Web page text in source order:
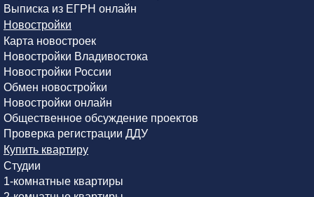
Выписка из ЕГРН онлайн
Новостройки
Карта новостроек
Новостройки Владивостока
Новостройки России
Обмен новостройки
Новостройки онлайн
Общественное обсуждение проектов
Проверка регистрации ДДУ
Купить квартиру
Студии
1-комнатные квартиры